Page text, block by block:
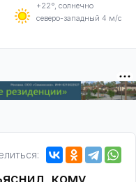
+22°, солнечно
северо-западный 4 м/с